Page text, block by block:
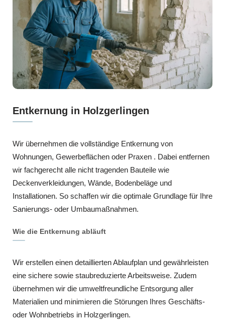
Entkernung in Holzgerlingen
Wir übernehmen die vollständige Entkernung von
Wohnungen, Gewerbeflächen oder Praxen . Dabei entfernen
wir fachgerecht alle nicht tragenden Bauteile wie
Deckenverkleidungen, Wände, Bodenbeläge und
Installationen. So schaffen wir die optimale Grundlage für Ihre
Sanierungs- oder Umbaumaßnahmen.
Wie die Entkernung abläuft
Wir erstellen einen detaillierten Ablaufplan und gewährleisten
eine sichere sowie staubreduzierte Arbeitsweise. Zudem
übernehmen wir die umweltfreundliche Entsorgung aller
Materialien und minimieren die Störungen Ihres Geschäfts-
oder Wohnbetriebs in Holzgerlingen.